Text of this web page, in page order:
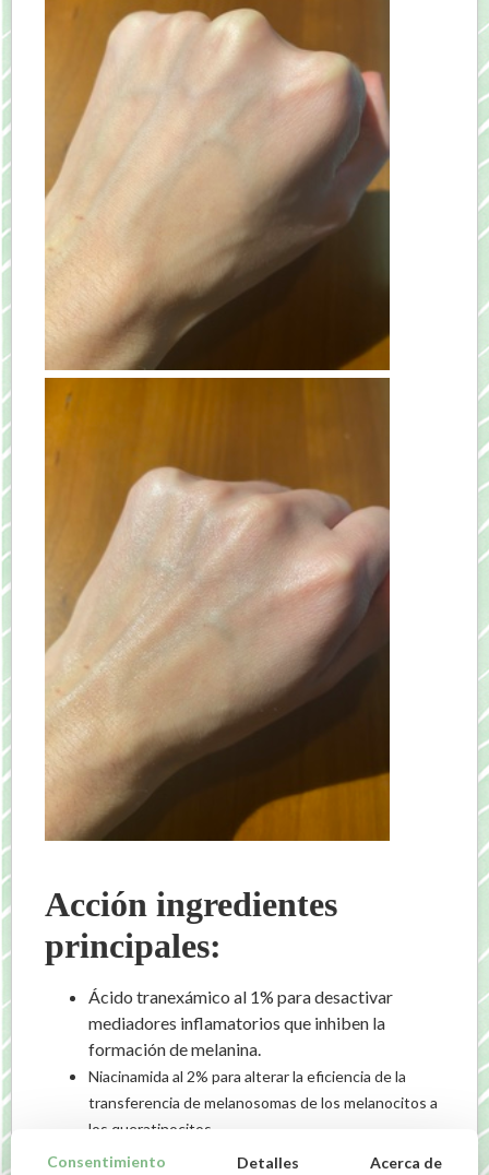
Acción ingredientes
principales:
Ácido tranexámico al 1% para desactivar
mediadores inflamatorios que inhiben la
formación de melanina.
Niacinamida al 2% para alterar la eficiencia de la
transferencia de melanosomas de los melanocitos a
los queratinocitos.
0,75% de mica para reflejar la luz y crear una
Consentimiento Detalles Acerca de